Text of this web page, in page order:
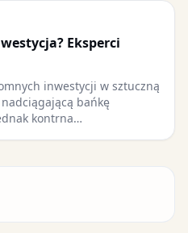
Eksperci
inwestycji w sztuczną
bańkę
kontrna…